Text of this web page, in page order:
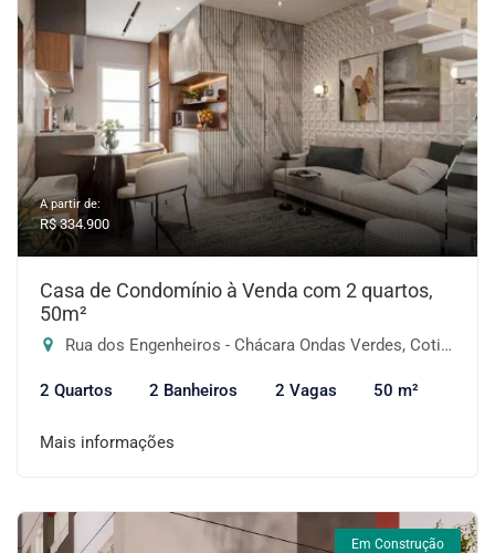
A partir de:
R$ 334.900
Casa de Condomínio à Venda com 2 quartos,
50m²
Rua dos Engenheiros - Chácara Ondas Verdes, Cotia-SP
2 Quartos 2 Banheiros 2 Vagas 50 m²
Mais informações
Em Construção